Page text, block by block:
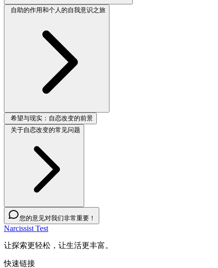
自助的作用和个人的自我意识之旅
希望与现实：自恋改变的前景
关于自恋改变的常见问题
您的意见对我们非常重要！
Narcissist Test
让探索更轻松，让生活更丰富。
快速链接